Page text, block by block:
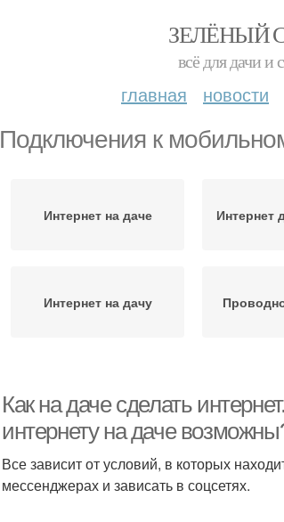
ЗЕЛЁНЫЙ
всё для дачи и
главная новости
Подключения к
Интернет на даче Интернет
Интернет на дачу
Как на даче сделать
интернету на даче
Все зависит от условий, в которых
мессенджерах и зависать в соцсетях.